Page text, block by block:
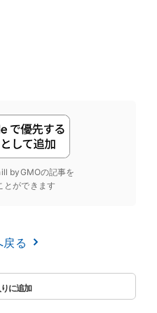
byGMOの記事を
とができます
戻る